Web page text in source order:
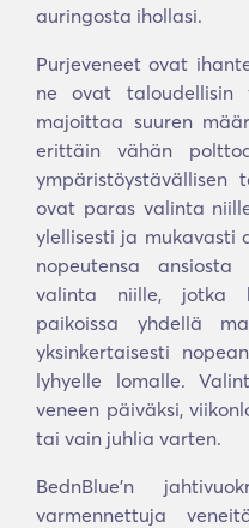
auringosta ihollasi.
Purjeveneet ovat
ne ovat taloudellisin
majoittaa suuren
erittäin vähän
ympäristöystävällisen
ovat paras valinta
ylellisesti ja mukavasti
nopeutensa
valinta niille, jotka
paikoissa yhdellä
yksinkertaisesti
lyhyelle lomalle.
veneen päiväksi,
tai vain juhlia varten.
BednBlue'n
varmennettuja